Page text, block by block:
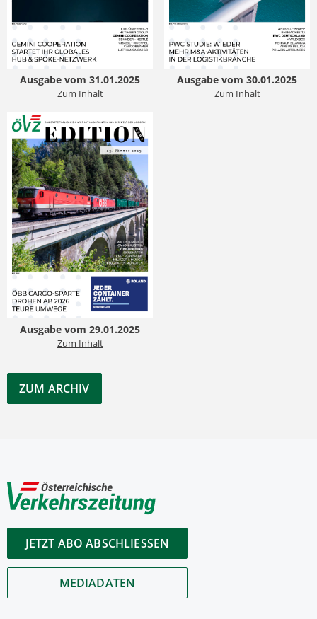
Ausgabe vom 31.01.2025
Zum Inhalt
Ausgabe vom 30.01.2025
Zum Inhalt
Ausgabe vom 29.01.2025
Zum Inhalt
ZUM ARCHIV
JETZT ABO ABSCHLIESSEN
MEDIADATEN